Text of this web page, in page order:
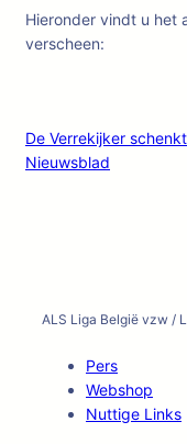
Hieronder vindt u het
verscheen:
De Verrekijker
Nieuwsblad
ALS Liga België vzw /
Pers
Webshop
Nuttige Links